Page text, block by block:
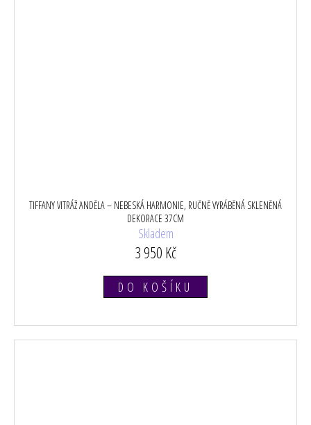
TIFFANY VITRÁŽ ANDĚLA – NEBESKÁ HARMONIE, RUČNĚ VYRÁBĚNÁ SKLENĚNÁ
DEKORACE 37CM
Skladem
3 950 Kč
DO KOŠÍKU